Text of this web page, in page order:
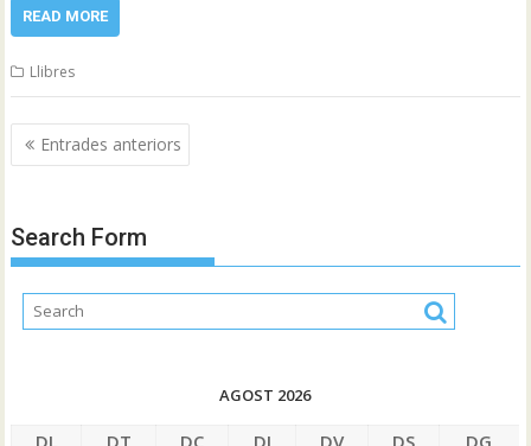
READ MORE
Llibres
Navegació
d'entrades
Entrades anteriors
Search Form
AGOST 2026
DL DT DC DJ DV DS
DG